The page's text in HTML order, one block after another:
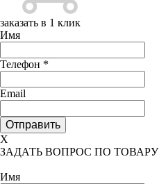
заказать в 1 клик
Имя
Телефон *
Email
X
ЗАДАТЬ ВОПРОС ПО ТОВАРУ
Имя